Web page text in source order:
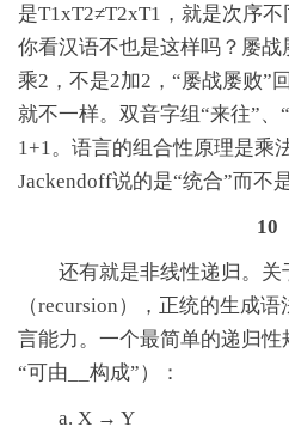
是T1xT2≠T2xT1，就是次序不
你看汉语不也是这样吗？屡
乘2，不是2加2，“屡战屡败”
就不一样。双音字组“来往”、
1+1。语言的组合性原理是乘
Jackendoff说的是“统合”而不
10
还有就是非线性递归。关
（recursion），正统的生成
言能力。一个最简单的递归
“可由__构成”）：
a. X → Y